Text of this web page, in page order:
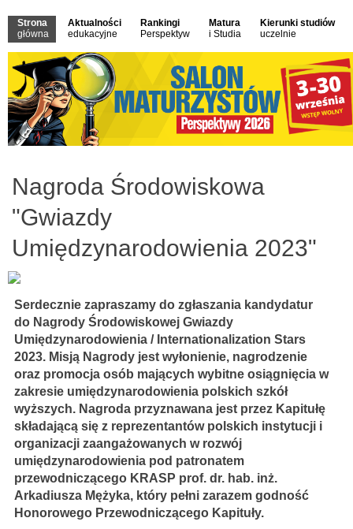
Strona
główna
Aktualności
edukacyjne
Rankingi
Perspektyw
Matura
i Studia
Kierunki studiów
uczelnie
Nagroda Środowiskowa
"Gwiazdy
Umiędzynarodowienia 2023"
Serdecznie zapraszamy do zgłaszania kandydatur
do Nagrody Środowiskowej Gwiazdy
Umiędzynarodowienia / Internationalization Stars
2023. Misją Nagrody jest wyłonienie, nagrodzenie
oraz promocja osób mających wybitne osiągnięcia w
zakresie umiędzynarodowienia polskich szkół
wyższych. Nagroda przyznawana jest przez Kapitułę
składającą się z reprezentantów polskich instytucji i
organizacji zaangażowanych w rozwój
umiędzynarodowienia pod patronatem
przewodniczącego KRASP prof. dr. hab. inż.
Arkadiusza Mężyka, który pełni zarazem godność
Honorowego Przewodniczącego Kapituły.